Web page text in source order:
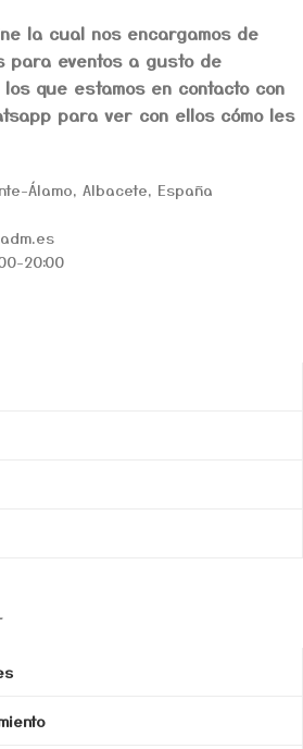
la cual nos encargamos de
para eventos a gusto de
que estamos en contacto con
para ver con ellos cómo les
Álamo, Albacete, España
20:00